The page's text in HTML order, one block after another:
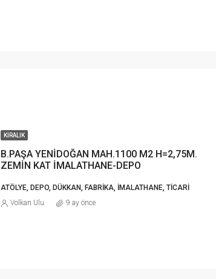
KIRALIK
B.PAŞA YENİDOĞAN MAH.1100 M2 H=2,75M.
ZEMİN KAT İMALATHANE-DEPO
ATÖLYE, DEPO, DÜKKAN, FABRIKA, İMALATHANE, TICARI
Volkan Ulu 9 ay önce